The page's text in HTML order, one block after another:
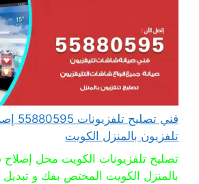
فني
تلفزيون بالمنزل الكويت
تصليح تلفزيونات الكويت محل
بالمنزل الكويت المختص بفك و تبديل